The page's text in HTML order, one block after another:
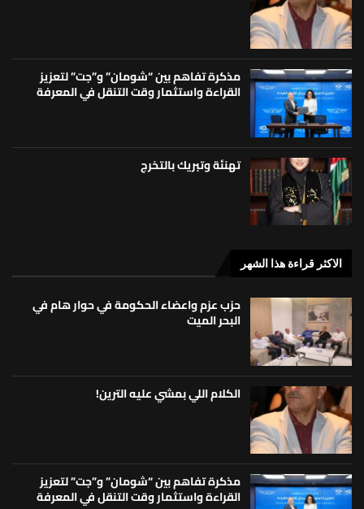
مذكرة تفاهم بين “شومان” و”جت” لتعزيز
القراءة واستثمار وقت التنقل في المعرفة
تهنئة وتبريك بالتخرج
الاكثر قراءة هذا الشهر
حزب عزم واعضاء الحكومة في حوار هام في
البحر الميت
الكلام اللي بمشي عليه الترين!
مذكرة تفاهم بين “شومان” و”جت” لتعزيز
القراءة واستثمار وقت التنقل في المعرفة